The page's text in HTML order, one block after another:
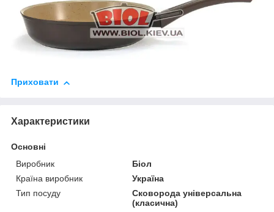
Приховати
Характеристики
Основні
Виробник
Біол
Країна виробник
Україна
Тип посуду
Сковорода універсальна
(класична)